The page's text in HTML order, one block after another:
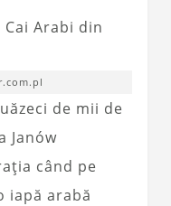
de mii de
Janów
când pe
iapă arabă